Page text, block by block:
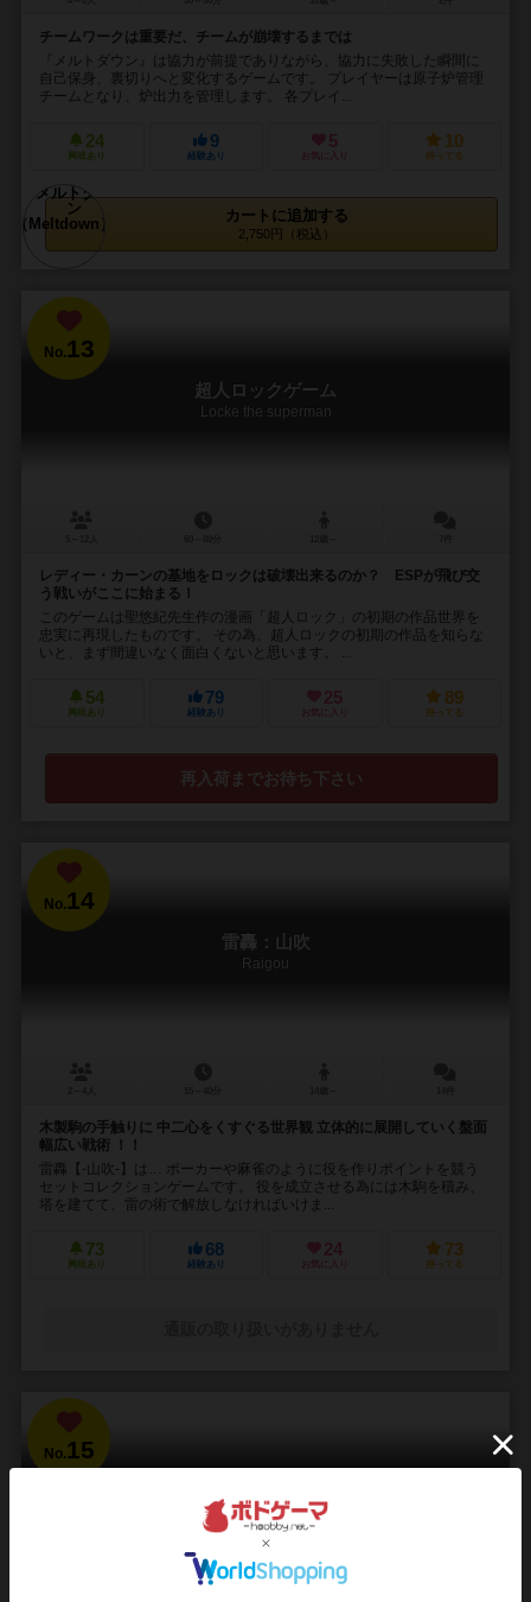
チームワークは重要だ、チームが崩壊するまでは
『メルトダウン』は協力が前提でありながら、協力に失敗した瞬間に
自己保身、裏切りへと変化するゲームです。 プレイヤーは原子炉管理
チームとなり、炉出力を管理します。 各プレイ...
24
興味あり
9
経験あり
5
お気に入り
10
持ってる
カートに追加する
2,750円（税込）
No.13
超人ロックゲーム
Locke the superman
レディー・カーンの基地をロックは破壊出来るのか？ ESPが飛び交
う戦いがここに始まる！
このゲームは聖悠紀先生作の漫画「超人ロック」の初期の作品世界を
忠実に再現したものです。 その為、超人ロックの初期の作品を知らな
いと、まず間違いなく面白くないと思います。 ...
54
興味あり
79
経験あり
25
お気に入り
89
持ってる
再入荷までお待ち下さい
No.14
雷轟：山吹
Raigou
木製駒の手触りに 中二心をくすぐる世界観 立体的に展開していく盤面
幅広い戦術 ！！
雷轟【-山吹-】は… ポーカーや麻雀のように役を作りポイントを競う
セットコレクションゲームです。 役を成立させる為には木駒を積み、
塔を建てて、雷の術で解放しなければいけま...
73
興味あり
68
経験あり
24
お気に入り
73
持ってる
No.15
Bloodborne: The Card Game